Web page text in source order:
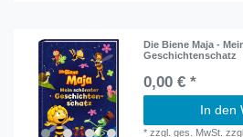
Die Biene Maja -
Geschichtenschatz
0,00 € *
In den
*zzgl. ges. MwSt.